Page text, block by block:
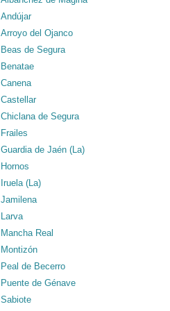
Andújar
Arroyo del Ojanco
Beas de Segura
Benatae
Canena
Castellar
Chiclana de Segura
Frailes
Guardia de Jaén (La)
Hornos
Iruela (La)
Jamilena
Larva
Mancha Real
Montizón
Peal de Becerro
Puente de Génave
Sabiote